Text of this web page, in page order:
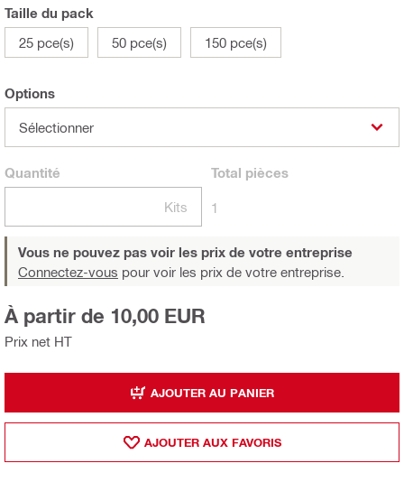
Taille du pack
25 pce(s)
50 pce(s) 150 pce(s)
Options
Sélectionner
Quantité
Kits
Total pièces
1
Vous ne pouvez pas voir les prix de votre entreprise
Connectez-vous pour voir les prix de votre entreprise.
Prix net HT
À partir de 10,00 EUR
AJOUTER AU PANIER
AJOUTER AUX FAVORIS